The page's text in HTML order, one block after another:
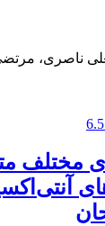
ناصری،
مختلف